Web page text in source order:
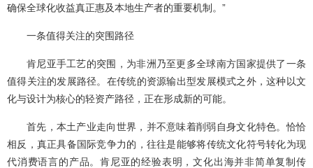
确保全球化收益真正惠及本地生产者的重要机制。”
一条值得关注的突围路径
肯尼亚手工艺的突围，为非洲乃至更多全球南方国家提供了一条
值得关注的发展路径。在传统的资源输出型发展模式之外，这种以文
化与设计为核心的轻资产路径，正在形成新的可能。
首先，本土产业走向世界，并不意味着削弱自身文化特色。恰恰
相反，真正具备国际竞争力的，往往是能够将传统文化符号转化为现
代消费语言的产品。肯尼亚的经验表明，文化出海并非简单复制传